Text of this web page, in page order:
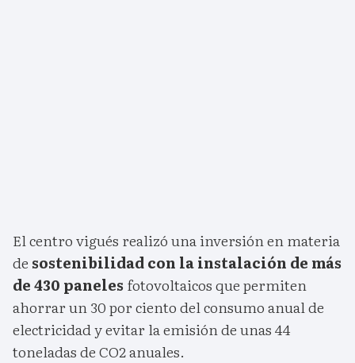
El centro vigués realizó una inversión en materia
de sostenibilidad con la instalación de más
de 430 paneles fotovoltaicos que permiten
ahorrar un 30 por ciento del consumo anual de
electricidad y evitar la emisión de unas 44
toneladas de CO2 anuales.